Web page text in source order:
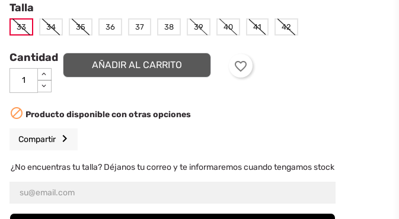
Talla
33 34 35 36 37 38 39 40 41 42
Cantidad
AÑADIR AL CARRITO favorite_border
 Producto disponible con otras opciones
Compartir chevron_right
¿No encuentras tu talla? Déjanos tu correo y te informaremos cuando tengamos stock